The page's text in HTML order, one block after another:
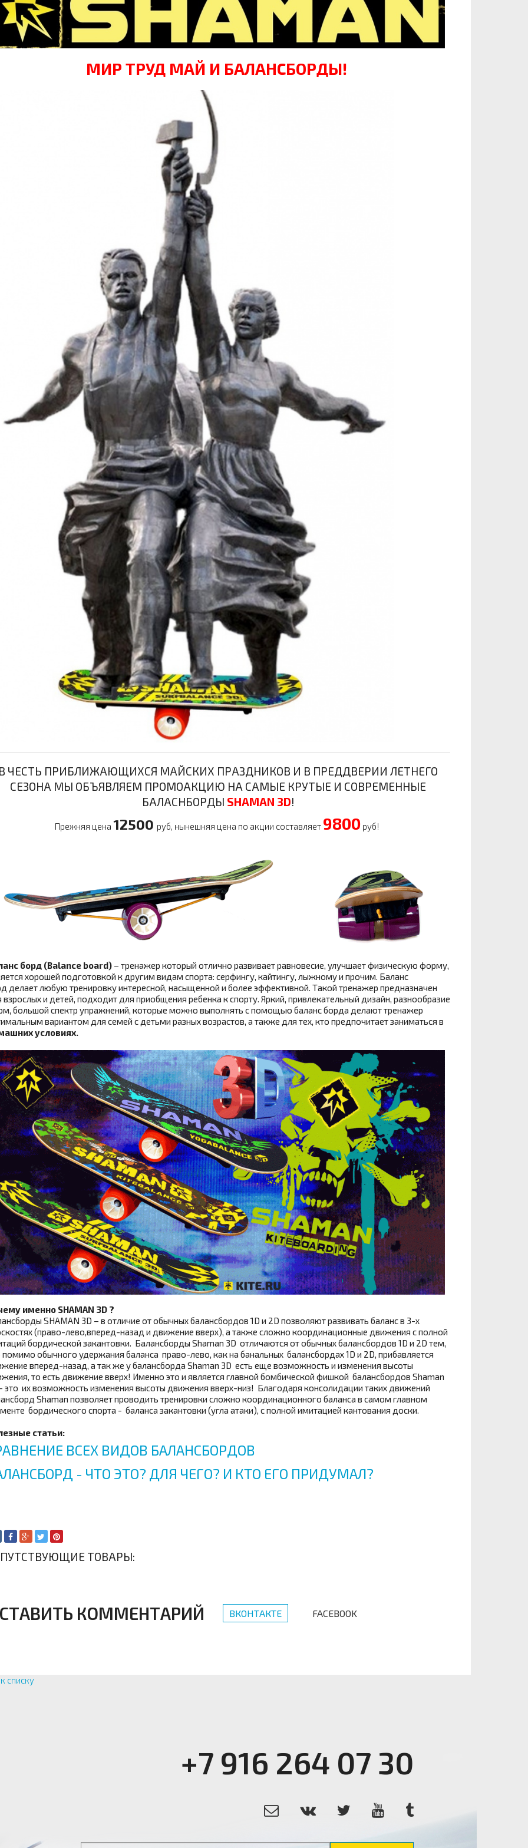
МИР ТРУД МАЙ И БАЛАНСБОРДЫ!
ЧЕСТЬ ПРИБЛИЖАЮЩИХСЯ МАЙСКИХ ПРАЗДНИКОВ И В ПРЕДДВЕРИИ ЛЕТНЕГО
СЕЗОНА МЫ ОБЪЯВЛЯЕМ ПРОМОАКЦИЮ НА САМЫЕ КРУТЫЕ И СОВРЕМЕННЫЕ
БАЛАСНБОРДЫ SHAMAN 3D!
Прежняя цена 12500 руб, нынешняя цена по акции составляет 9800 руб!
борд (Balance board)– тренажер который отлично развивает равновесие, улучшает физическую форму,
хорошей подготовкой к другим видам спорта: серфингу, кайтингу, лыжному и прочим. Баланс
делает любую тренировку интересной, насыщенной и более эффективной. Такой тренажер предназначен
взрослых и детей, подходит для приобщения ребенка к спорту. Яркий, привлекательный дизайн, разнообразие
большой спектр упражнений, которые можно выполнять с помощью баланс борда делают тренажер
вариантом для семей с детьми разных возрастов, а также для тех, кто предпочитает заниматься в
условиях.
именно SHAMAN 3D ?
SHAMAN 3D – в отличие от обычных балансбордов 1D и 2D позволяют развивать баланс в 3-х
(право-лево,вперед-назад и движение вверх), а также сложно координационные движения с полной
бордической закантовки. Балансборды Shaman 3D отличаются от обычных балансбордов 1D и 2D тем,
помимо обычного удержания баланса право-лево, как на банальных балансбордах 1D и 2D, прибавляется
вперед-назад, а так же у балансборда Shaman 3D есть еще возможность и изменения высоты
то есть движение вверх! Именно это и является главной бомбической фишкой балансбордов Shaman
это их возможность изменения высоты движения вверх-низ! Благодаря консолидации таких движений
Shaman позволяет проводить тренировки сложно координационного баланса в самом главном
бордического спорта - баланса закантовки (угла атаки), с полной имитацией кантования доски.
статьи:
ВСЕХ ВИДОВ БАЛАНСБОРДОВ
- ЧТО ЭТО? ДЛЯ ЧЕГО? И КТО ЕГО ПРИДУМАЛ?
ТОВАРЫ:
КОММЕНТАРИЙ ВКОНТАКТЕ FACEBOOK
списку
+7 916 264 07 30